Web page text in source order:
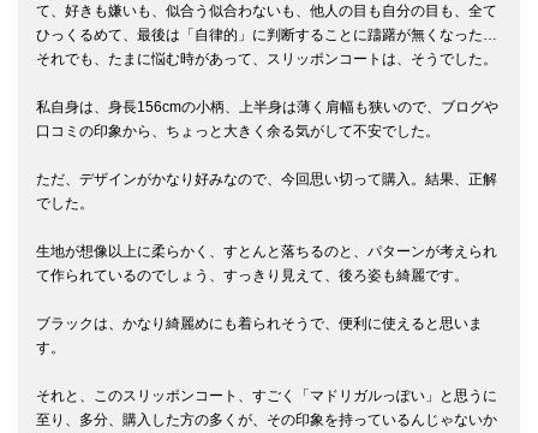
て、好きも嫌いも、似合う似合わないも、他人の目も自分の目も、全て
ひっくるめて、最後は「自律的」に判断することに躊躇が無くなった…
それでも、たまに悩む時があって、スリッポンコートは、そうでした。
私自身は、身長156cmの小柄、上半身は薄く肩幅も狭いので、ブログや
口コミの印象から、ちょっと大きく余る気がして不安でした。
ただ、デザインがかなり好みなので、今回思い切って購入。結果、正解
でした。
生地が想像以上に柔らかく、すとんと落ちるのと、パターンが考えられ
て作られているのでしょう、すっきり見えて、後ろ姿も綺麗です。
ブラックは、かなり綺麗めにも着られそうで、便利に使えると思いま
す。
それと、このスリッポンコート、すごく「マドリガルっぽい」と思うに
至り、多分、購入した方の多くが、その印象を持っているんじゃないか